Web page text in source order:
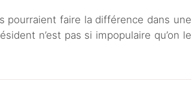
pourraient faire la différence dans une
n’est pas si impopulaire qu’on le